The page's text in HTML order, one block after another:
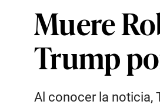
Muere
Trump
Al conocer la noticia,